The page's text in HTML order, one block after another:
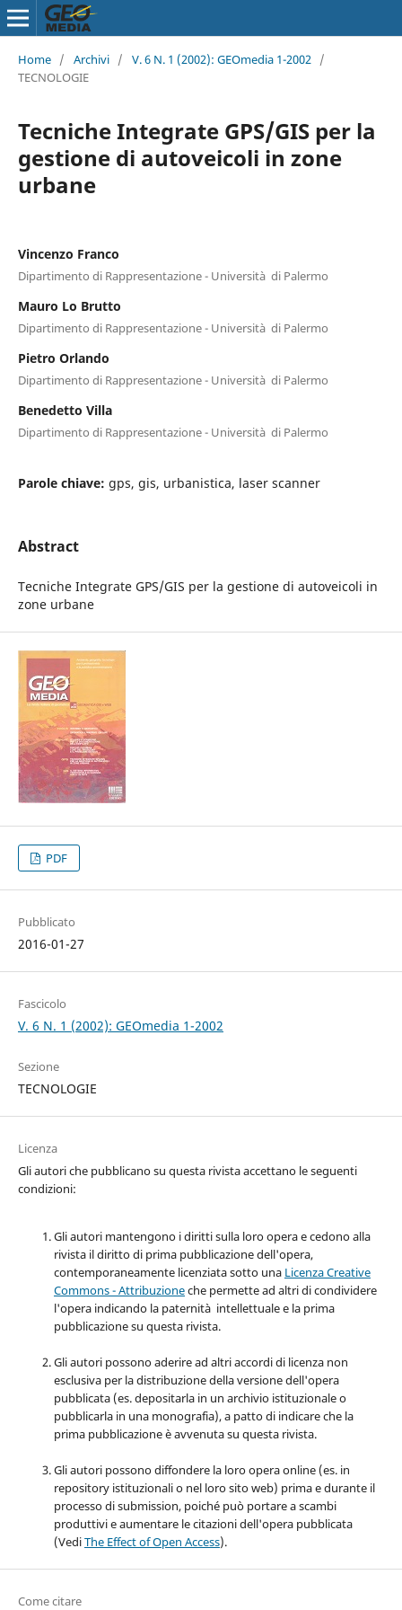
Home / Archivi / V. 6 N. 1 (2002): GEOmedia 1-2002 /
TECNOLOGIE
Tecniche Integrate GPS/GIS per la
gestione di autoveicoli in zone
urbane
Vincenzo Franco
Dipartimento di Rappresentazione - Università di Palermo
Mauro Lo Brutto
Dipartimento di Rappresentazione - Università di Palermo
Pietro Orlando
Dipartimento di Rappresentazione - Università di Palermo
Benedetto Villa
Dipartimento di Rappresentazione - Università di Palermo
Parole chiave: gps, gis, urbanistica, laser scanner
Abstract
Tecniche Integrate GPS/GIS per la gestione di autoveicoli in
zone urbane
PDF
Pubblicato
2016-01-27
Fascicolo
V. 6 N. 1 (2002): GEOmedia 1-2002
Sezione
TECNOLOGIE
Licenza
Gli autori che pubblicano su questa rivista accettano le seguenti
condizioni:
Gli autori mantengono i diritti sulla loro opera e cedono alla
rivista il diritto di prima pubblicazione dell'opera,
contemporaneamente licenziata sotto una Licenza Creative
Commons - Attribuzioneche permette ad altri di condividere
l'opera indicando la paternità intellettuale e la prima
pubblicazione su questa rivista.
Gli autori possono aderire ad altri accordi di licenza non
esclusiva per la distribuzione della versione dell'opera
pubblicata (es. depositarla in un archivio istituzionale o
pubblicarla in una monografia), a patto di indicare che la
prima pubblicazione è avvenuta su questa rivista.
Gli autori possono diffondere la loro opera online (es. in
repository istituzionali o nel loro sito web) prima e durante il
processo di submission, poiché può portare a scambi
produttivi e aumentare le citazioni dell'opera pubblicata
(VediThe Effect of Open Access).
Come citare